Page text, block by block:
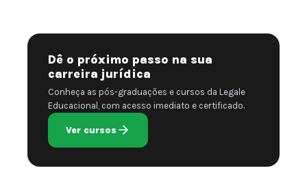
Dê o próximo passo na sua
carreira jurídica
Conheça as pós-graduações e cursos da Legale
Educacional, com acesso imediato e certificado.
Ver cursos